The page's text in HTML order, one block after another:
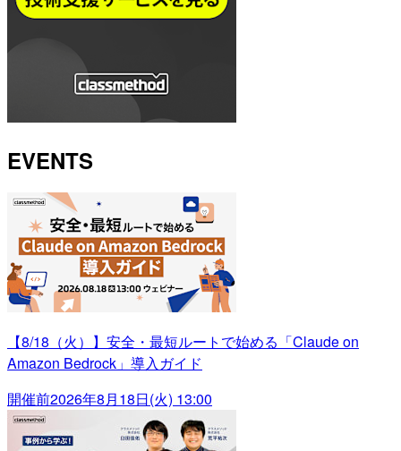
EVENTS
【8/18（火）】安全・最短ルートで始める「Claude on
Amazon Bedrock」導入ガイド
開催前2026年8月18日(火) 13:00